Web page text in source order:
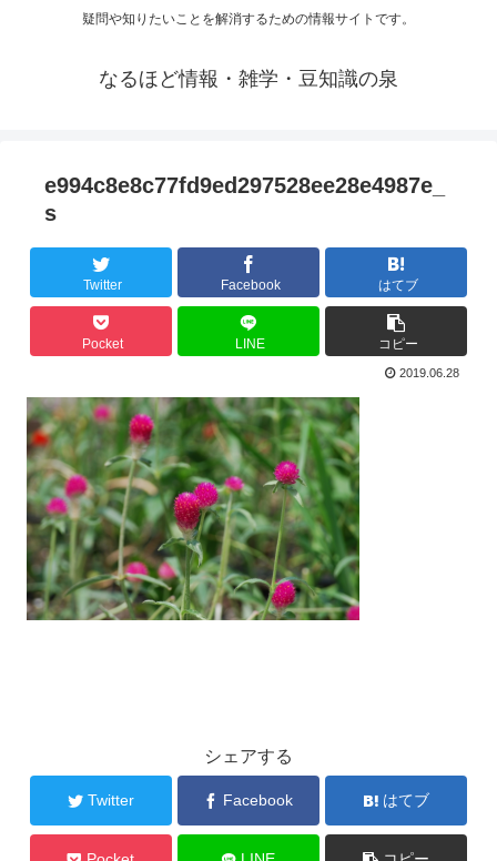
疑問や知りたいことを解消するための情報サイトです。
なるほど情報・雑学・豆知識の泉
e994c8e8c77fd9ed297528ee28e4987e_
s
Twitter Facebook はてブ
Pocket LINE コピー
2019.06.28
シェアする
Twitter Facebook はてブ